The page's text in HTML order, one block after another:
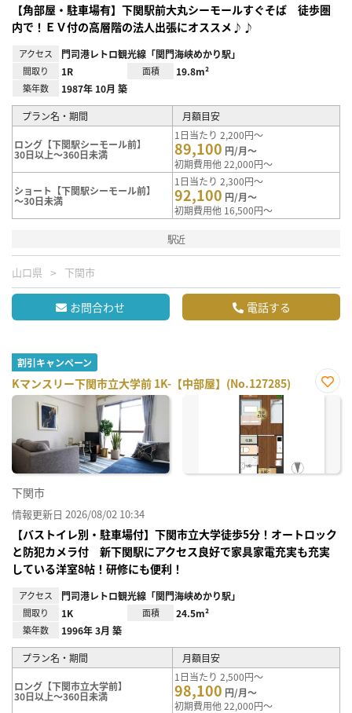
【角部屋・駐車場有】下関駅前大丸シーモールすぐそば 徒歩圏
内で！ＥＶ付の高層階の法人出張にオススメ♪♪
アクセス 門司港レトロ観光線「関門海峡めかり駅」
間取り 1R 面積 19.8m²
築年数 1987年 10月 築
プラン名・期間 月額目安
ロング【下関駅シーモール前】
30日以上～360日未満
1日当たり 2,200円～
89,100 円/月～
初期費用他 22,000円～
ショート【下関駅シーモール前】
～30日未満
1日当たり 2,300円～
92,100 円/月～
初期費用他 16,500円～
駅近
山口県 下関市
お問合わせ 電話する
割引キャンペーン
Kマンスリー下関市立大学前 1K-【中部屋】(No.127285)
お気
下関市
情報更新日 2026/08/02 10:34
【バストイレ別・駐車場付】下関市立大学徒歩5分！オートロック
と防犯カメラ付 新下関駅にアクセス良好で家具家電充実も充実
している洋室8帖！研修にも便利！
アクセス 門司港レトロ観光線「関門海峡めかり駅」
間取り 1K 面積 24.5m²
築年数 1996年 3月 築
プラン名・期間 月額目安
ロング【下関市立大学前】
30日以上～360日未満
1日当たり 2,500円～
98,100 円/月～
初期費用他 22,000円～